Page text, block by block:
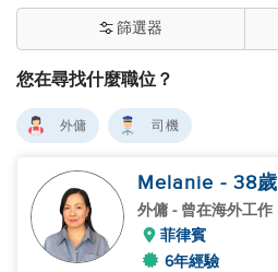
您在尋找什麼職位？
篩選器
外傭 司機
Melanie - 38歲
外傭 - 曾在海外工作
菲律賓
6年經驗